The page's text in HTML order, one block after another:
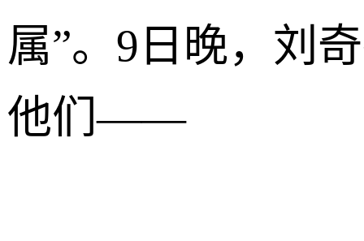
属”。9日晚，刘
他们——